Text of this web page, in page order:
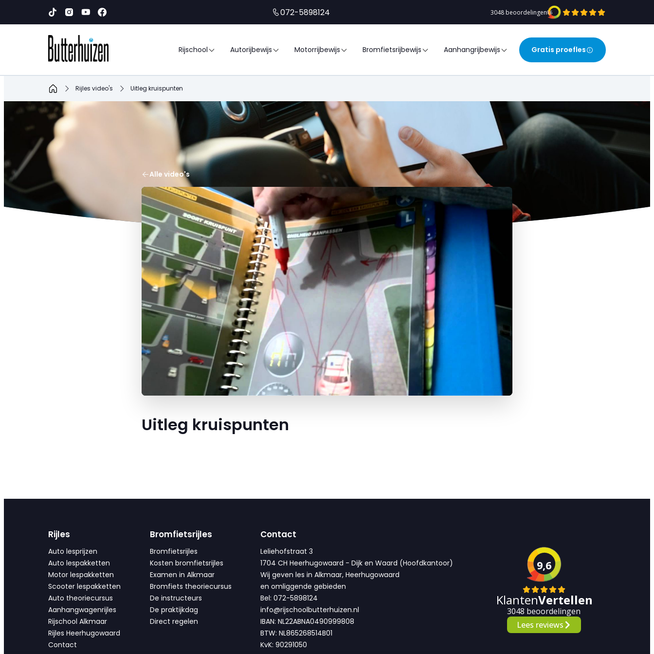
072-5898124 3048 beoordelingen9,6
Rijschool Autorijbewijs Motorrijbewijs Bromfietsrijbewijs Aanhangrijbewijs Gratis proefles
Home Rijles video's Uitleg kruispunten
Alle video's
Uitleg kruispunten
Rijles
Auto lesprijzen
Auto lespakketten
Motor lespakketten
Scooter lespakketten
Auto theoriecursus
Aanhangwagenrijles
Rijschool Alkmaar
Rijles Heerhugowaard
Contact
Bromfietsrijles
Bromfietsrijles
Kosten bromfietsrijles
Examen in Alkmaar
Bromfiets theoriecursus
De instructeurs
De praktijkdag
Direct regelen
Contact
Leliehofstraat 3
1704 CH Heerhugowaard - Dijk en Waard (Hoofdkantoor)
Wij geven les in Alkmaar, Heerhugowaard
en omliggende gebieden
Bel: 072-5898124
info@rijschoolbutterhuizen.nl
IBAN: NL22ABNA0490999808
BTW: NL865268514B01
KvK: 90291050
9,6
KlantenVertellen
3048 beoordelingen
Lees reviews